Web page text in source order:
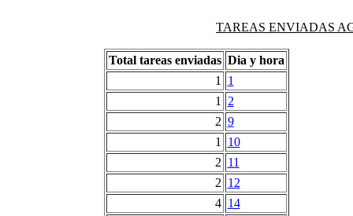
TAREAS ENVIADAS
Total tareas enviadas Dia y hora
1
1
1
2
2 9
1
10
2 11
2 12
4 14